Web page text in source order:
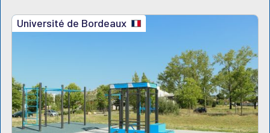
Université de Bordeaux